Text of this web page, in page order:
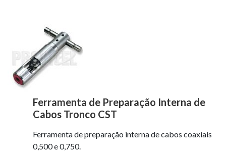
Ferramenta de Preparação Interna de
Cabos Tronco CST
Ferramenta de preparação interna de cabos coaxiais
0,500 e 0,750.